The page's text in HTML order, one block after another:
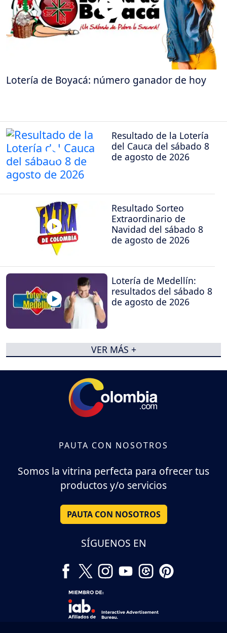
Lotería de Boyacá: número ganador de hoy
Resultado de la Lotería
del Cauca del sábado 8
de agosto de 2026
Resultado Sorteo
Extraordinario de
Navidad del sábado 8
de agosto de 2026
Lotería de Medellín:
resultados del sábado 8
de agosto de 2026
VER MÁS +
PAUTA CON NOSOTROS
Somos la vitrina perfecta para ofrecer tus
productos y/o servicios
PAUTA CON NOSOTROS
SÍGUENOS EN